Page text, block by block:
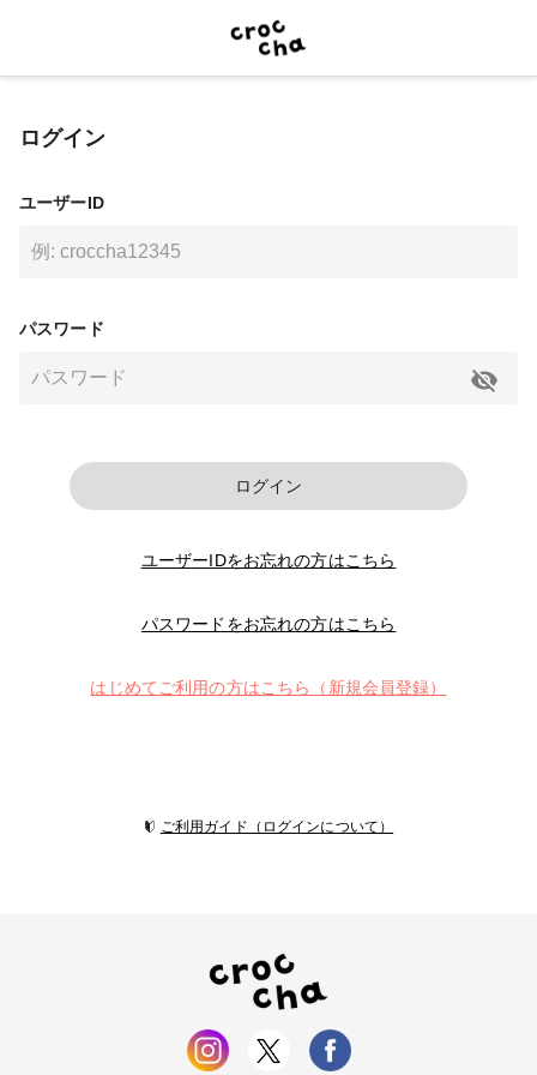
ログイン
ユーザーID
パスワード
ログイン
ユーザーIDをお忘れの方はこちら
パスワードをお忘れの方はこちら
はじめてご利用の方はこちら（新規会員登録）
ご利用ガイド（ログインについて）